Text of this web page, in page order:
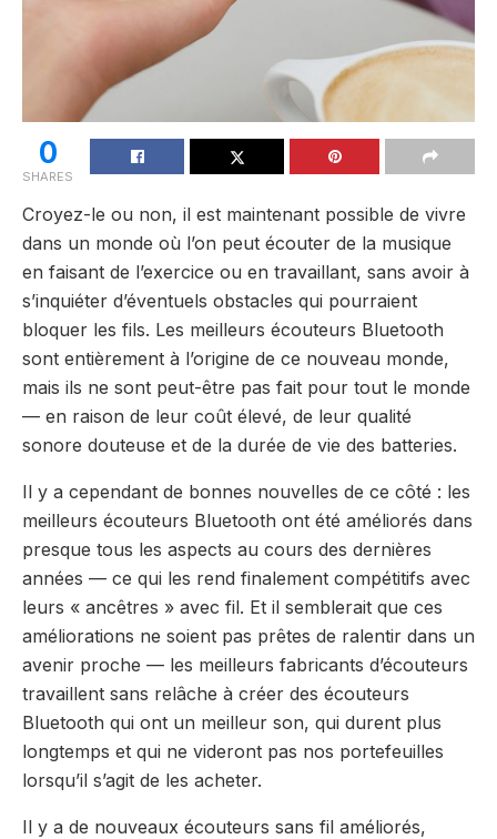
0
SHARES
Croyez-le ou non, il est maintenant possible de vivre
dans un monde où l’on peut écouter de la musique
en faisant de l’exercice ou en travaillant, sans avoir à
s’inquiéter d’éventuels obstacles qui pourraient
bloquer les fils. Les meilleurs écouteurs Bluetooth
sont entièrement à l’origine de ce nouveau monde,
mais ils ne sont peut-être pas fait pour tout le monde
— en raison de leur coût élevé, de leur qualité
sonore douteuse et de la durée de vie des batteries.
Il y a cependant de bonnes nouvelles de ce côté : les
meilleurs écouteurs Bluetooth ont été améliorés dans
presque tous les aspects au cours des dernières
années — ce qui les rend finalement compétitifs avec
leurs « ancêtres » avec fil. Et il semblerait que ces
améliorations ne soient pas prêtes de ralentir dans un
avenir proche — les meilleurs fabricants d’écouteurs
travaillent sans relâche à créer des écouteurs
Bluetooth qui ont un meilleur son, qui durent plus
longtemps et qui ne videront pas nos portefeuilles
lorsqu’il s’agit de les acheter.
Il y a de nouveaux écouteurs sans fil améliorés,